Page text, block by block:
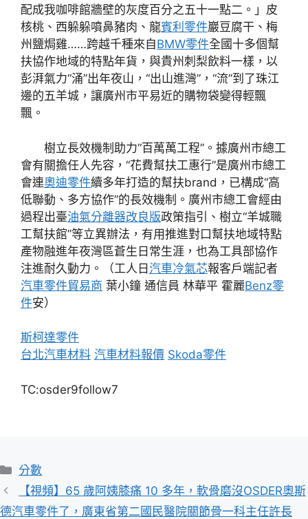
配成我咖啡館牆壁的灰度百分之五十一點二。」皮
核桃、西躲躲噴鼻豬肉、龍賓利零件巖豆腐干、梅
州鹽焗雞……跨越千種來自BMW零件全國十多個幫
扶協作地域的特點年貨，與貴州刺梨飲料一樣，以
彭湃氣力“涌”出年夜山，“出山進灣”，“流”到了珠江
邊的五羊城，讓廣州市平易近的購物袋變得輕飄
飄。
樹立長效機制助力“百萬萬工程”。據廣州市總工
會有關擔任人先容，“花費幫扶工惠行”是廣州市總工
會連奧迪零件續多年打造的幫扶brand，已構成“高
低聯動、多方協作”的長效機制。廣州市總工會經由
過程出臺油氣分離器改良版政策指引、樹立“羊城職
工幫扶館”等立異辦法，有用推進對口幫扶地域特點
產物融進年夜灣區蒼生日常生涯，也為工具部協作
注進耐久動力。（工人日汽車冷氣芯報客戶端記者
汽車零件貿易商 葉小鐘 通信員 林華平 霍麗Benz零
件安）
斯柯達零件
台北汽車材料 汽車材料報價 Skoda零件
TC:osder9follow7
分
類
分數
【視頻】65 歲阿姨膝痛 10 多年，軟骨磨沒OSDER奧斯
德汽車零件了，廣東省第二國民醫院關節骨一科主任許長